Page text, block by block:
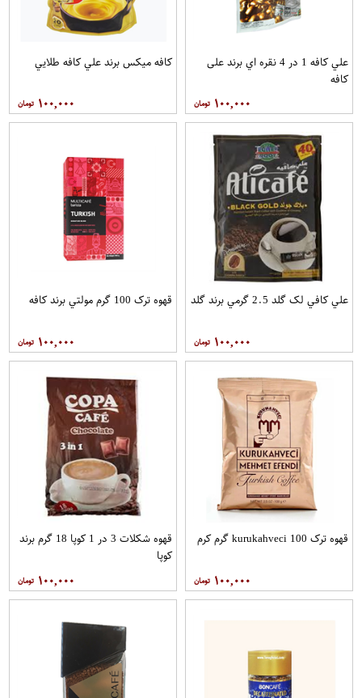
علي کافه 1 در 4 نقره اي برند علی
کافه
۱۰۰,۰۰۰
کافه میکس برند علي کافه طلايي
۱۰۰,۰۰۰
علي کافي لک گلد 2.5 گرمي برند گلد
۱۰۰,۰۰۰
قهوه ترک 100 گرم مولتي برند کافه
۱۰۰,۰۰۰
قهوه ترک kurukahveci 100 گرم کرم
۱۰۰,۰۰۰
قهوه شکلات 3 در 1 کوپا 18 گرم برند
کوپا
۱۰۰,۰۰۰